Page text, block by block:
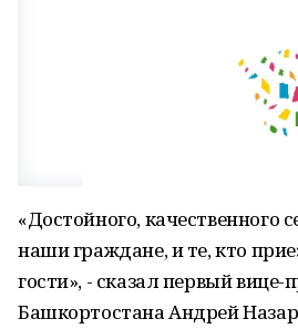
«Достойного, качественного
наши граждане, и те, кто
гости», - сказал первый вице-
Башкортостана Андрей